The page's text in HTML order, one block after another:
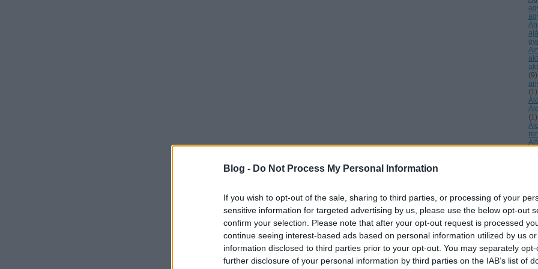
Blog - Do Not Process My Personal Information
If you wish to opt-out of the sale, sharing to third parties, or processing of your
sensitive information for targeted advertising by us, please use the below opt-out
confirm your selection. Please note that after your opt-out request is processed
continue seeing interest-based ads based on personal information utilized by us
information disclosed to third parties prior to your opt-out. You may separately
further disclosure of your personal information by third parties on the IAB’s list of
(9)
(1)
(1)